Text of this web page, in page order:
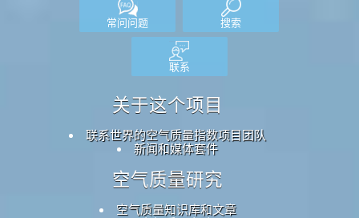
常问问题 搜索
联系
关于这个项目
联系世界的空气质量指数项目团队
新闻和媒体套件
空气质量研究
空气质量知识库和文章